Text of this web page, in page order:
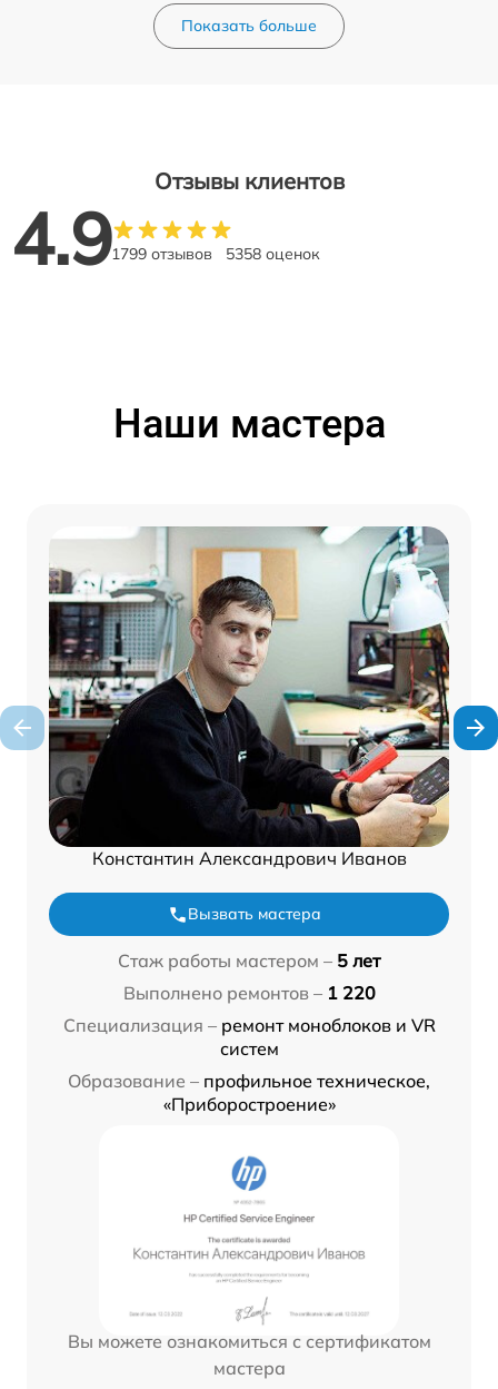
Показать больше
Отзывы клиентов
4.91799 отзывов 5358 оценок
Наши мастера
Константин Александрович Иванов
Вызвать мастера
Стаж работы мастером – 5 лет
Выполнено ремонтов – 1 220
Специализация – ремонт моноблоков и VR
систем
Образование – профильное техническое,
«Приборостроение»
Вы можете ознакомиться с сертификатом
мастера